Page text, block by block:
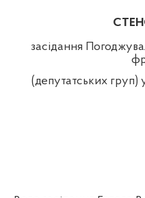
засідання
(депутатських груп)